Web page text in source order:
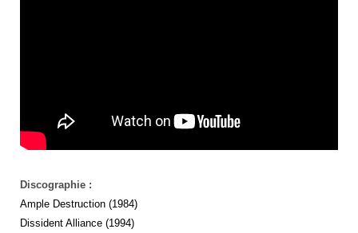
Discographie :
Ample Destruction (1984)
Dissident Alliance (1994)